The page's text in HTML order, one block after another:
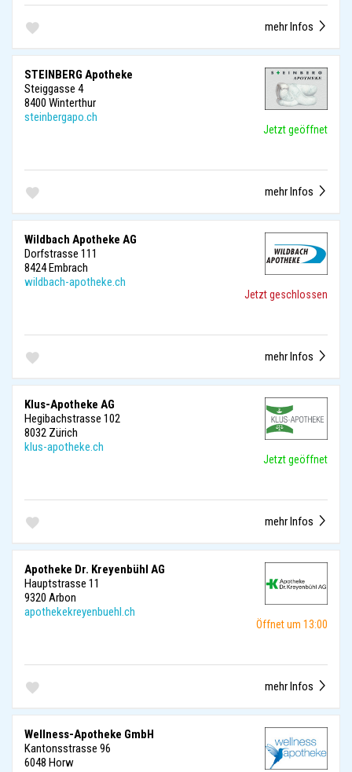
mehr Infos
STEINBERG Apotheke
Steiggasse 4
8400 Winterthur
steinbergapo.ch
Jetzt geöffnet
mehr Infos
Wildbach Apotheke AG
Dorfstrasse 111
8424 Embrach
wildbach-apotheke.ch
Jetzt geschlossen
mehr Infos
Klus-Apotheke AG
Hegibachstrasse 102
8032 Zürich
klus-apotheke.ch
Jetzt geöffnet
mehr Infos
Apotheke Dr. Kreyenbühl AG
Hauptstrasse 11
9320 Arbon
apothekekreyenbuehl.ch
Öffnet um 13:00
mehr Infos
Wellness-Apotheke GmbH
Kantonsstrasse 96
6048 Horw